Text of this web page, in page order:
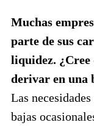
Muchas
parte de sus
liquidez. ¿Cree
derivar en una
Las
bajas